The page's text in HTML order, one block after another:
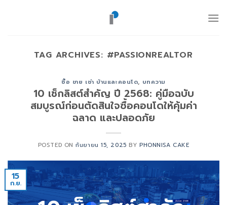
TAG ARCHIVES: #PASSIONREALTOR
ซื้อ ขาย เช่า บ้านและคอนโด, บทความ
10 เช็กลิสต์สำคัญ ปี 2568: คู่มือฉบับ
สมบูรณ์ก่อนตัดสินใจซื้อคอนโดให้คุ้มค่า
ฉลาด และปลอดภัย
POSTED ONกันยายน 15, 2025 BY PHONNISA CAKE
15
ก.ย.